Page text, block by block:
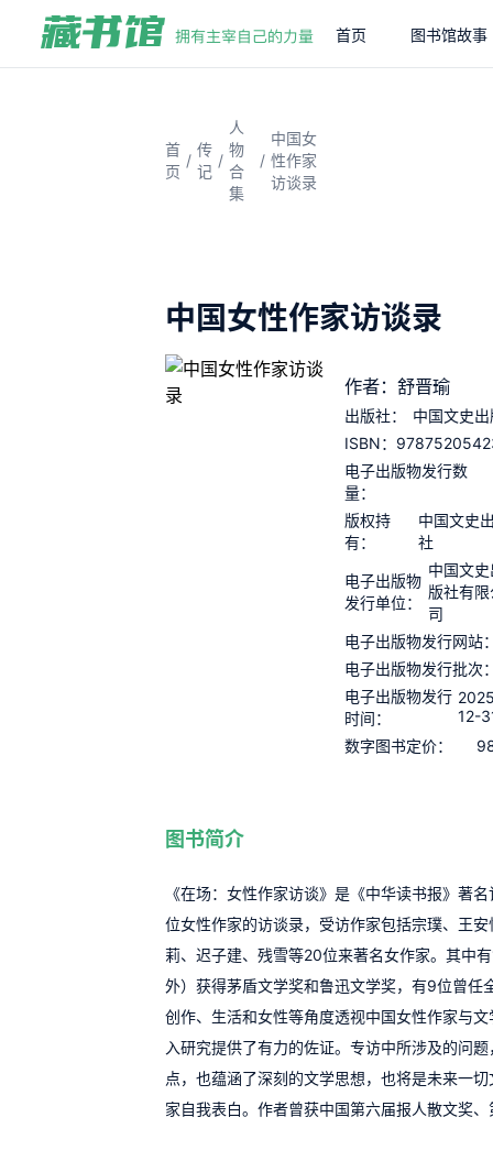
首页 图书馆故事
首
页
/
传
记
/
人
物
合
集
/
中国女
性作家
访谈录
中国女性作家访谈录
作者：舒晋瑜
出版社：
中国文史
ISBN：
电子出版物发行数
量：
版权持
有：
中国文史
社
电子出版物
发行单位：
中国文
版社有
司
电子出版物发行网站
电子出版物发行批次
电子出版物发行
时间：
12-
数字图书定价：
图书简介
《在场：女性作家访谈》是《中华读书报》著
位女性作家的访谈录，受访作家包括宗璞、王
莉、迟子建、残雪等20位来著名女作家。其中
外）获得茅盾文学奖和鲁迅文学奖，有9位曾任
创作、生活和女性等角度透视中国女性作家与
入研究提供了有力的佐证。专访中所涉及的问
点，也蕴涵了深刻的文学思想，也将是未来一
家自我表白。作者曾获中国第六届报人散文奖